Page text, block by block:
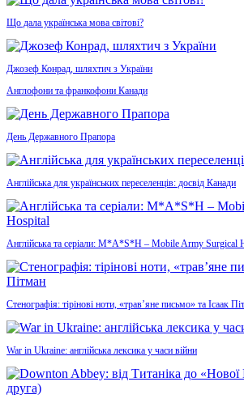
Що дала українська мова світові?
Джозеф Конрад, шляхтич з України
Англофони та франкофони Канади
День Державного Прапора
Англійська для українських переселенців: досвід Канади
Англійська та серіали: M*A*S*H – Mobile Army Surgical
Стенографія: тірінові ноти, «трав’яне письмо» та Ісаак
War in Ukraine: англійська лексика у часи війни